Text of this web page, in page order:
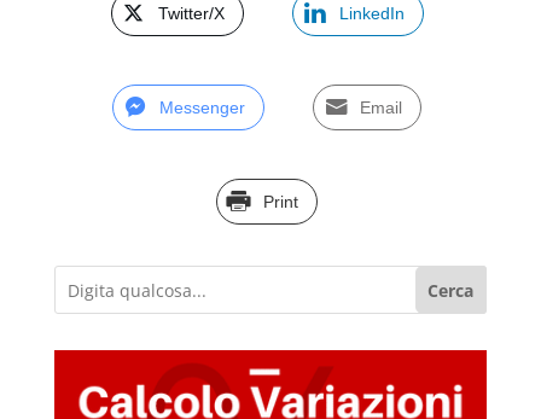
Twitter/X LinkedIn
Messenger Email
Print
Cerca